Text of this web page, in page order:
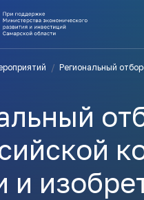
/ Региональный
и
ВЫ В
ВАМ